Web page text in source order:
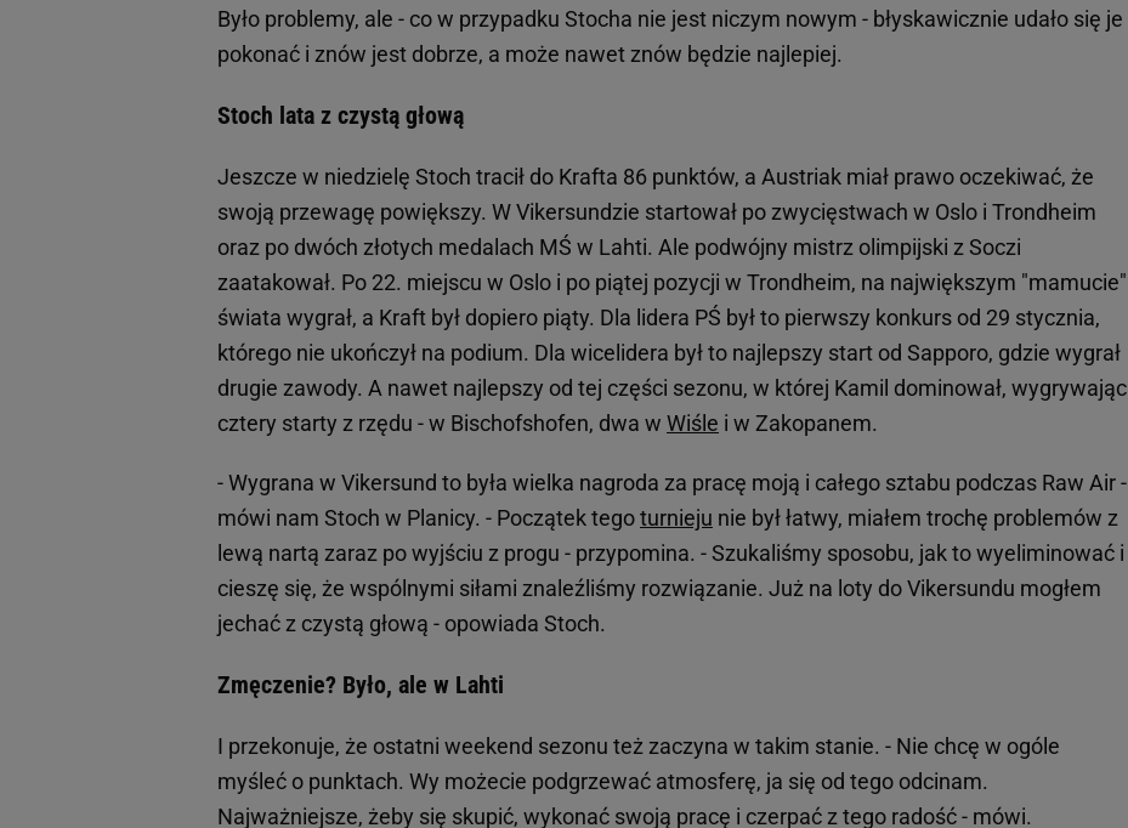
Było problemy, ale - co w przypadku Stocha nie jest niczym nowym - błyskawicznie udało się je
pokonać i znów jest dobrze, a może nawet znów będzie najlepiej.
Stoch lata z czystą głową
Jeszcze w niedzielę Stoch tracił do Krafta 86 punktów, a Austriak miał prawo oczekiwać, że
swoją przewagę powiększy. W Vikersundzie startował po zwycięstwach w Oslo i Trondheim
oraz po dwóch złotych medalach MŚ w Lahti. Ale podwójny mistrz olimpijski z Soczi
zaatakował. Po 22. miejscu w Oslo i po piątej pozycji w Trondheim, na największym "mamucie"
świata wygrał, a Kraft był dopiero piąty. Dla lidera PŚ był to pierwszy konkurs od 29 stycznia,
którego nie ukończył na podium. Dla wicelidera był to najlepszy start od Sapporo, gdzie wygrał
drugie zawody. A nawet najlepszy od tej części sezonu, w której Kamil dominował, wygrywając
cztery starty z rzędu - w Bischofshofen, dwa w Wiśle i w Zakopanem.
- Wygrana w Vikersund to była wielka nagroda za pracę moją i całego sztabu podczas Raw Air -
mówi nam Stoch w Planicy. - Początek tegoturnieju nie był łatwy, miałem trochę problemów z
lewą nartą zaraz po wyjściu z progu - przypomina. - Szukaliśmy sposobu, jak to wyeliminować i
cieszę się, że wspólnymi siłami znaleźliśmy rozwiązanie. Już na loty do Vikersundu mogłem
jechać z czystą głową - opowiada Stoch.
Zmęczenie? Było, ale w Lahti
I przekonuje, że ostatni weekend sezonu też zaczyna w takim stanie. - Nie chcę w ogóle
myśleć o punktach. Wy możecie podgrzewać atmosferę, ja się od tego odcinam.
Najważniejsze, żeby się skupić, wykonać swoją pracę i czerpać z tego radość - mówi.